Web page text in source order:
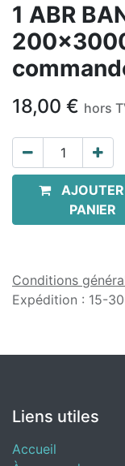
1 ABR
18,00 € hors
PANIER
Conditions
Expédition : 15-
Liens utiles
Accueil